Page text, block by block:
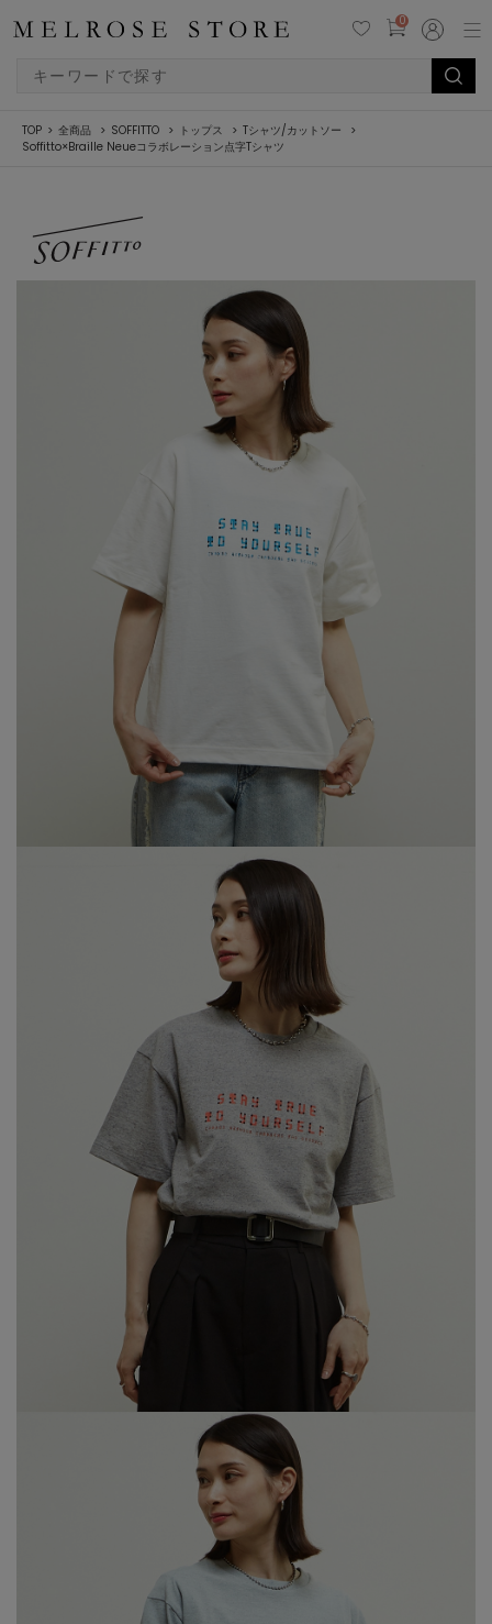
0
TOP 全商品 SOFFITTO トップス
Tシャツ/カットソー
Soffitto×Braille Neueコラボレーション点字Tシャツ